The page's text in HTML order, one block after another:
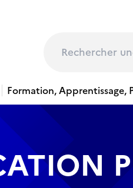
Formation, Apprentissage,